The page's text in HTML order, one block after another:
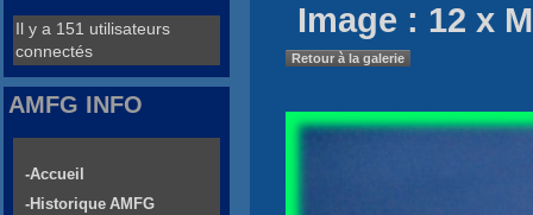
Image : 12 x
Retour à la galerie
Il y a 151 utilisateurs
connectés
AMFG INFO
-Accueil
-Historique AMFG